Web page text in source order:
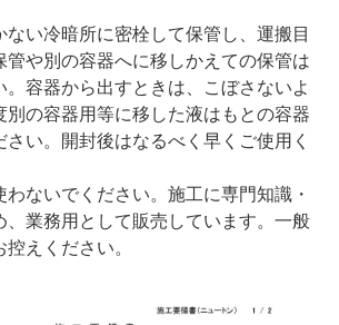
い冷暗所に密栓して保管し、運搬目
管や別の容器へに移しかえての保管は
。容器から出すときは、こぼさないよ
別の容器用等に移した液はもとの容器
さい。開封後はなるべく早くご使用く
ないでください。施工に専門知識・
、業務用として販売しています。一般
えください。